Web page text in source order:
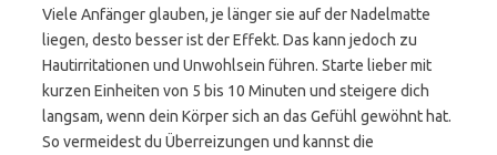
Viele Anfänger glauben, je länger sie auf der Nadelmatte
liegen, desto besser ist der Effekt. Das kann jedoch zu
Hautirritationen und Unwohlsein führen. Starte lieber mit
kurzen Einheiten von 5 bis 10 Minuten und steigere dich
langsam, wenn dein Körper sich an das Gefühl gewöhnt hat.
So vermeidest du Überreizungen und kannst die